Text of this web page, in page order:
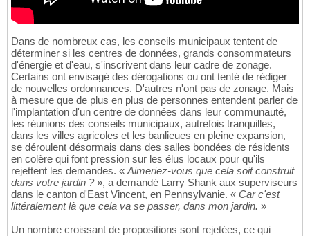
Dans de nombreux cas, les conseils municipaux tentent de
déterminer si les centres de données, grands consommateurs
d'énergie et d'eau, s'inscrivent dans leur cadre de zonage.
Certains ont envisagé des dérogations ou ont tenté de rédiger
de nouvelles ordonnances. D'autres n'ont pas de zonage. Mais
à mesure que de plus en plus de personnes entendent parler de
l'implantation d'un centre de données dans leur communauté,
les réunions des conseils municipaux, autrefois tranquilles,
dans les villes agricoles et les banlieues en pleine expansion,
se déroulent désormais dans des salles bondées de résidents
en colère qui font pression sur les élus locaux pour qu'ils
rejettent les demandes. « Aimeriez-vous que cela soit construit
dans votre jardin ?», a demandé Larry Shank aux superviseurs
dans le canton d'East Vincent, en Pennsylvanie. « Car c'est
littéralement là que cela va se passer, dans mon jardin. »
Un nombre croissant de propositions sont rejetées, ce qui